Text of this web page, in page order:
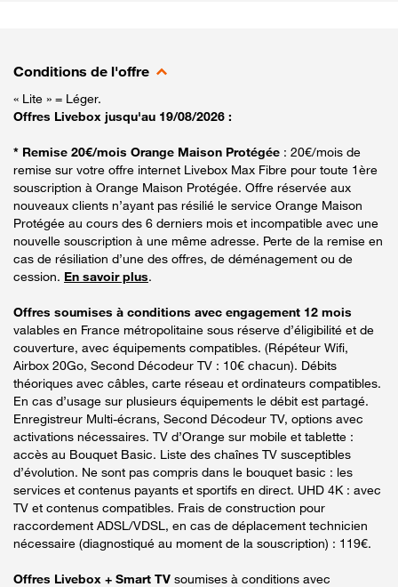
Conditions de l'offre
« Lite » = Léger.
Offres Livebox jusqu'au 19/08/2026 :
* Remise 20€/mois Orange Maison Protégée : 20€/mois de
remise sur votre offre internet Livebox Max Fibre pour toute 1ère
souscription à Orange Maison Protégée. Offre réservée aux
nouveaux clients n’ayant pas résilié le service Orange Maison
Protégée au cours des 6 derniers mois et incompatible avec une
nouvelle souscription à une même adresse. Perte de la remise en
cas de résiliation d’une des offres, de déménagement ou de
cession. En savoir plus.
Offres soumises à conditions avec engagement 12 mois
valables en France métropolitaine sous réserve d’éligibilité et de
couverture, avec équipements compatibles. (Répéteur Wifi,
Airbox 20Go, Second Décodeur TV : 10€ chacun). Débits
théoriques avec câbles, carte réseau et ordinateurs compatibles.
En cas d’usage sur plusieurs équipements le débit est partagé.
Enregistreur Multi-écrans, Second Décodeur TV, options avec
activations nécessaires. TV d’Orange sur mobile et tablette :
accès au Bouquet Basic. Liste des chaînes TV susceptibles
d’évolution. Ne sont pas compris dans le bouquet basic : les
services et contenus payants et sportifs en direct. UHD 4K : avec
TV et contenus compatibles. Frais de construction pour
raccordement ADSL/VDSL, en cas de déplacement technicien
nécessaire (diagnostiqué au moment de la souscription) : 119€.
Offres Livebox + Smart TV soumises à conditions avec